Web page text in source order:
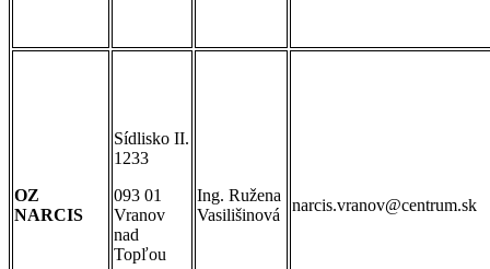
OZ
NARCIS
Sídlisko II.
1233
093 01
Vranov
nad
Topľou
Ing. Ružena
Vasilišinová
narcis.vranov@centrum.sk